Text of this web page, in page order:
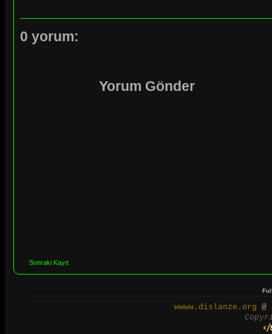
0 yorum:
Yorum Gönder
Sonraki Kayıt
wwww.dislanze.org